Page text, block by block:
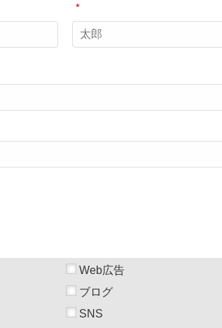
*
Web広告
ブログ
SNS